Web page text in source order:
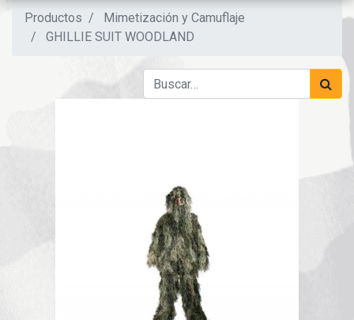
Productos
Mimetización y Camuflaje
GHILLIE SUIT WOODLAND